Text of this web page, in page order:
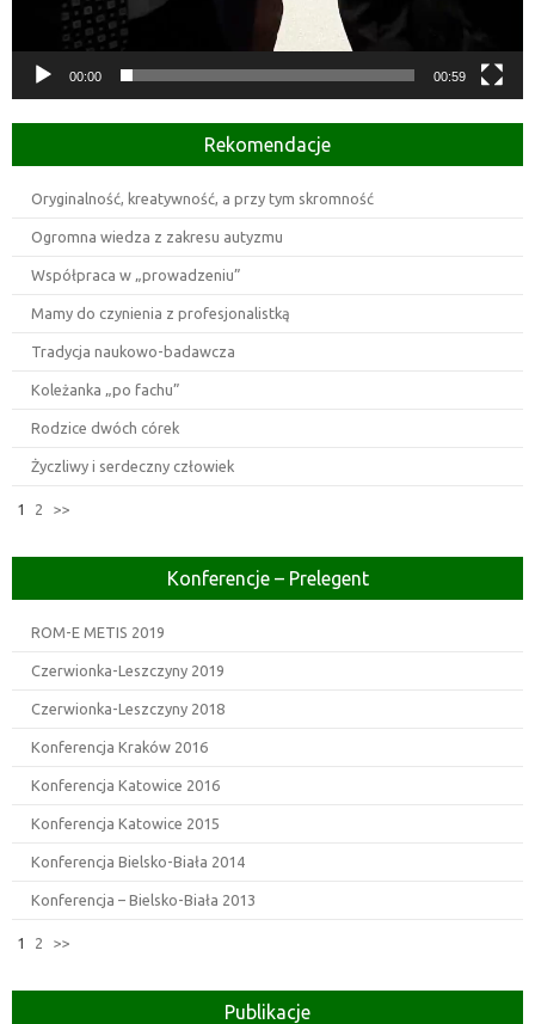
00:00 00:59
Rekomendacje
Oryginalność, kreatywność, a przy tym skromność
Ogromna wiedza z zakresu autyzmu
Współpraca w „prowadzeniu”
Mamy do czynienia z profesjonalistką
Tradycja naukowo-badawcza
Koleżanka „po fachu”
Rodzice dwóch córek
Życzliwy i serdeczny człowiek
1 2 >>
Konferencje – Prelegent
ROM-E METIS 2019
Czerwionka-Leszczyny 2019
Czerwionka-Leszczyny 2018
Konferencja Kraków 2016
Konferencja Katowice 2016
Konferencja Katowice 2015
Konferencja Bielsko-Biała 2014
Konferencja – Bielsko-Biała 2013
1 2 >>
Publikacje